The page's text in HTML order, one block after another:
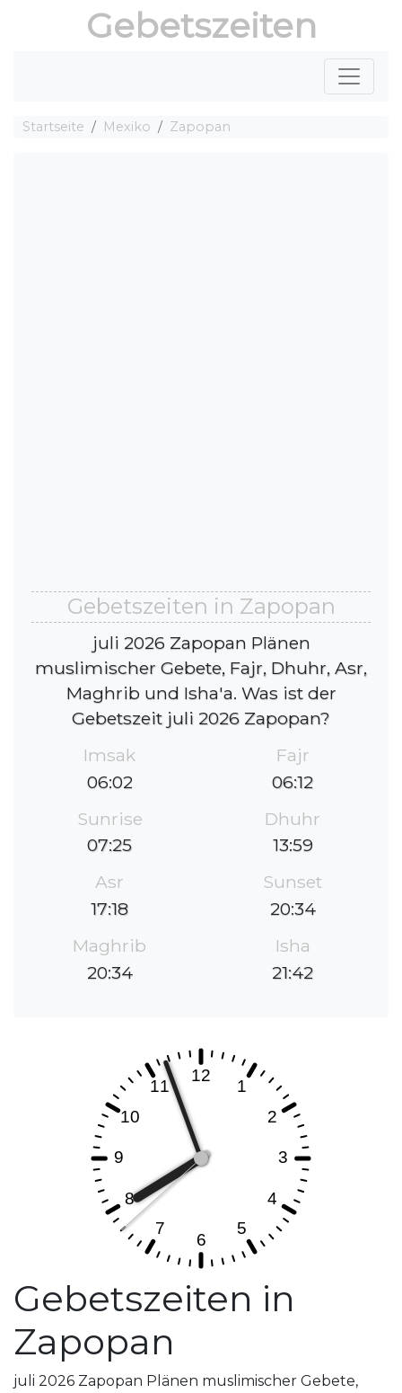
Gebetszeiten
Startseite Mexiko Zapopan
Gebetszeiten in Zapopan
juli 2026 Zapopan Plänen
muslimischer Gebete, Fajr, Dhuhr, Asr,
Maghrib und Isha'a. Was ist der
Gebetszeit juli 2026 Zapopan?
Imsak
06:02
Fajr
06:12
Sunrise
07:25
Dhuhr
13:59
Asr
17:18
Sunset
20:34
Maghrib
20:34
Isha
21:42
Gebetszeiten in
Zapopan
juli 2026 Zapopan Plänen muslimischer Gebete,